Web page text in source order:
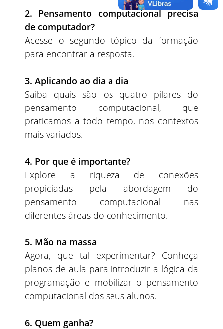
2. Pensamento computacional precisa
de computador?
Acesse o segundo tópico da formação
para encontrar a resposta.
3. Aplicando ao dia a dia
Saiba quais são os quatro pilares do
pensamento computacional, que
praticamos a todo tempo, nos contextos
mais variados.
4. Por que é importante?
Explore a riqueza de conexões
propiciadas pela abordagem do
pensamento computacional nas
diferentes áreas do conhecimento.
5. Mão na massa
Agora, que tal experimentar? Conheça
planos de aula para introduzir a lógica da
programação e mobilizar o pensamento
computacional dos seus alunos.
6. Quem ganha?